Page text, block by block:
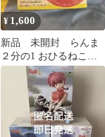
¥ 1,600
新品 未開封 らんま
２分の1 おひるねこ
天道あかね